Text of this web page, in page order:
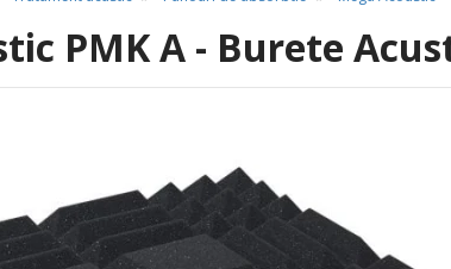
PMK A - Burete